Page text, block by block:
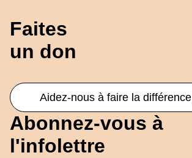
Faites
un don
Aidez-nous à faire la différence
Abonnez-vous à
l'infolettre